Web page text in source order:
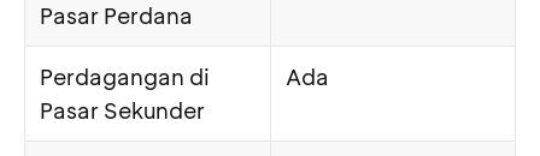
Pasar Perdana
Perdagangan di
Pasar Sekunder
Ada